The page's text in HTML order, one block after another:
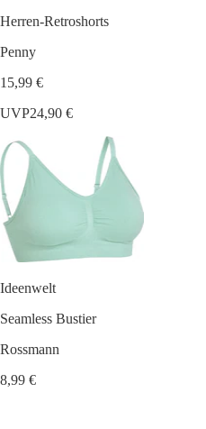
Herren-Retroshorts
Penny
15,99 €
UVP24,90 €
Ideenwelt
Seamless Bustier
Rossmann
8,99 €